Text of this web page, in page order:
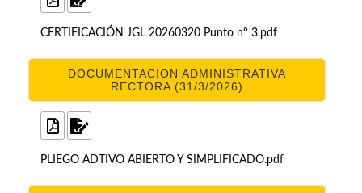
CERTIFICACIÓN JGL 20260320 Punto nº 3.pdf
DOCUMENTACION ADMINISTRATIVA
RECTORA (31/3/2026)
PLIEGO ADTIVO ABIERTO Y SIMPLIFICADO.pdf